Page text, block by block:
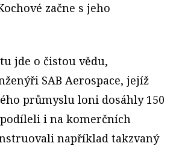
začne s jeho
jde o čistou vědu,
SAB Aerospace, jejíž
průmyslu loni dosáhly 150
i na komerčních
například takzvaný